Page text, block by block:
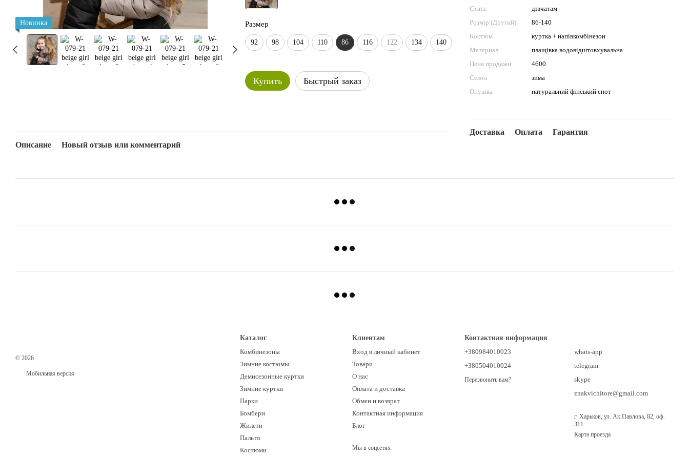
Новинка Размер
92 98 104 110 86 116 122 134 140
Купить Быстрый заказ
Стать
дівчатам
Розмір (Другий)
86-140
Костюм
куртка + напівкомбінезон
Материал
плащівка водовідштовхувальна
Цена продажи
4600
Сезон
зима
Опушка
натуральний фінський єнот
Доставка Оплата
Гарантия
Описание
Новый отзыв или комментарий
© 2026
Мобильная версия
Каталог
Комбинезоны
Зимние костюмы
Демисезонные куртки
Зимние куртки
Парки
Бомбери
Жилети
Пальто
Костюми
Клиентам
Вход в личный кабинет
Товари
О нас
Оплата и доставка
Обмен и возврат
Контактная информация
Блог
Мы в соцсетях
Контактная информация
+380984010023
+380504010024
Перезвонить вам?
whats-app
telegram
skype
znakvichitore@gmail.com
г. Харьков, ул. Ак.Павлова, 82, оф.
311
Карта проезда